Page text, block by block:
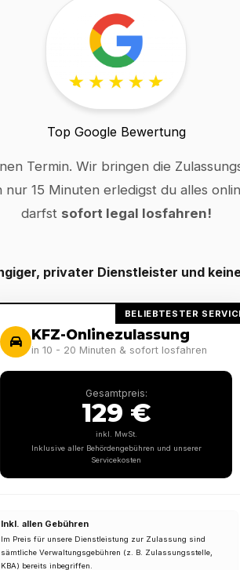
Top Google Bewertung
Termin. Wir bringen die
nur 15 Minuten erledigst du alles
darfst sofort legal losfahren!
privater Dienstleister und
BELIEBTESTER
KFZ-Onlinezulassung
in 10 - 20 Minuten & sofort losfahren
Gesamtpreis:
129 €
inkl. MwSt.
Inklusive aller Behördengebühren und unserer
Servicekosten
Inkl. allen Gebühren
Im Preis für unsere Dienstleistung zur Zulassung sind
sämtliche Verwaltungsgebühren (z. B. Zulassungsstelle,
KBA) bereits inbegriffen.